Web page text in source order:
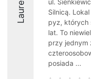
ul.
Silnicą.
pyz, których
lat. To
przy jednym
posiada ...